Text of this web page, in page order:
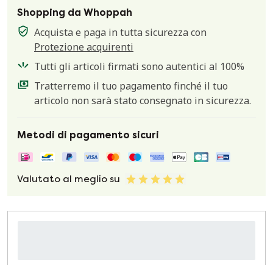
Shopping da Whoppah
Acquista e paga in tutta sicurezza con
Protezione acquirenti
Tutti gli articoli firmati sono autentici al 100%
Tratterremo il tuo pagamento finché il tuo
articolo non sarà stato consegnato in sicurezza.
Metodi di pagamento sicuri
Valutato al meglio su